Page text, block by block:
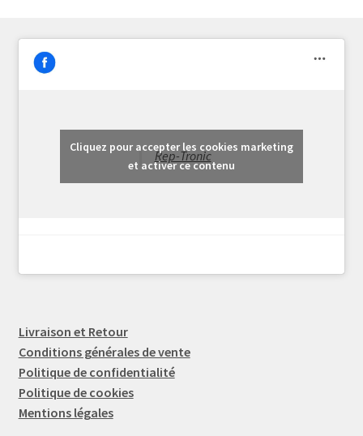
Rep-Tronic
Cliquez pour accepter les cookies marketing
et activer ce contenu
Livraison et Retour
Conditions générales de vente
Politique de confidentialité
Politique de cookies
Mentions légales